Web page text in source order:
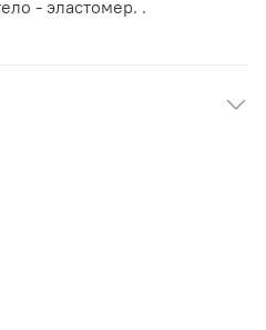
- эластомер. .